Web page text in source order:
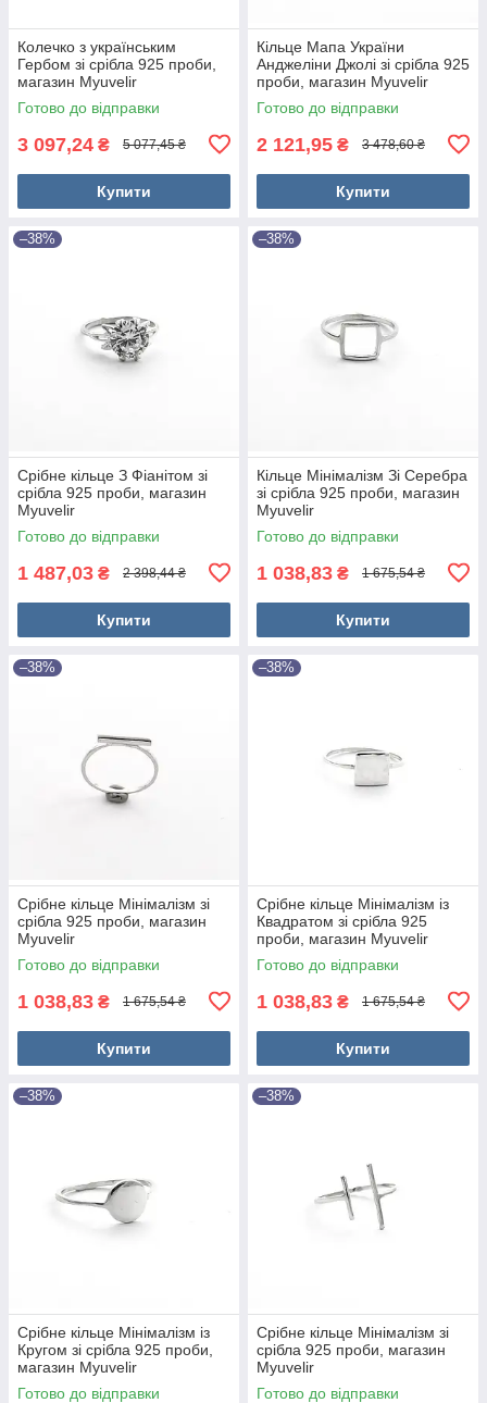
Колечко з українським
Гербом зі срібла 925 проби,
магазин Myuvelir
Готово до відправки
3 097,24 ₴ 5 077,45 ₴
Купити
Кільце Мапа України
Анджеліни Джолі зі срібла 925
проби, магазин Myuvelir
Готово до відправки
2 121,95 ₴ 3 478,60 ₴
Купити
–38%
Срібне кільце З Фіанітом зі
срібла 925 проби, магазин
Myuvelir
Готово до відправки
1 487,03 ₴ 2 398,44 ₴
Купити
–38%
Кільце Мінімалізм Зі Серебра
зі срібла 925 проби, магазин
Myuvelir
Готово до відправки
1 038,83 ₴ 1 675,54 ₴
Купити
–38%
Срібне кільце Мінімалізм зі
срібла 925 проби, магазин
Myuvelir
Готово до відправки
1 038,83 ₴ 1 675,54 ₴
Купити
–38%
Срібне кільце Мінімалізм із
Квадратом зі срібла 925
проби, магазин Myuvelir
Готово до відправки
1 038,83 ₴ 1 675,54 ₴
Купити
–38%
Срібне кільце Мінімалізм із
Кругом зі срібла 925 проби,
магазин Myuvelir
Готово до відправки
–38%
Срібне кільце Мінімалізм зі
срібла 925 проби, магазин
Myuvelir
Готово до відправки